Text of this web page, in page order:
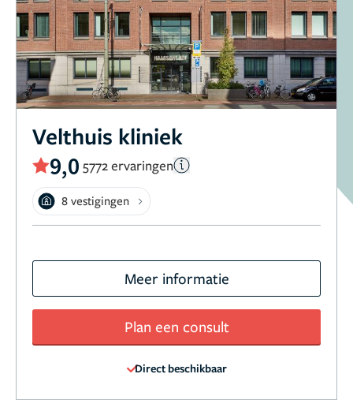
Velthuis kliniek
9,0 5772 ervaringen
8 vestigingen
Meer informatie
Plan een consult
Direct beschikbaar